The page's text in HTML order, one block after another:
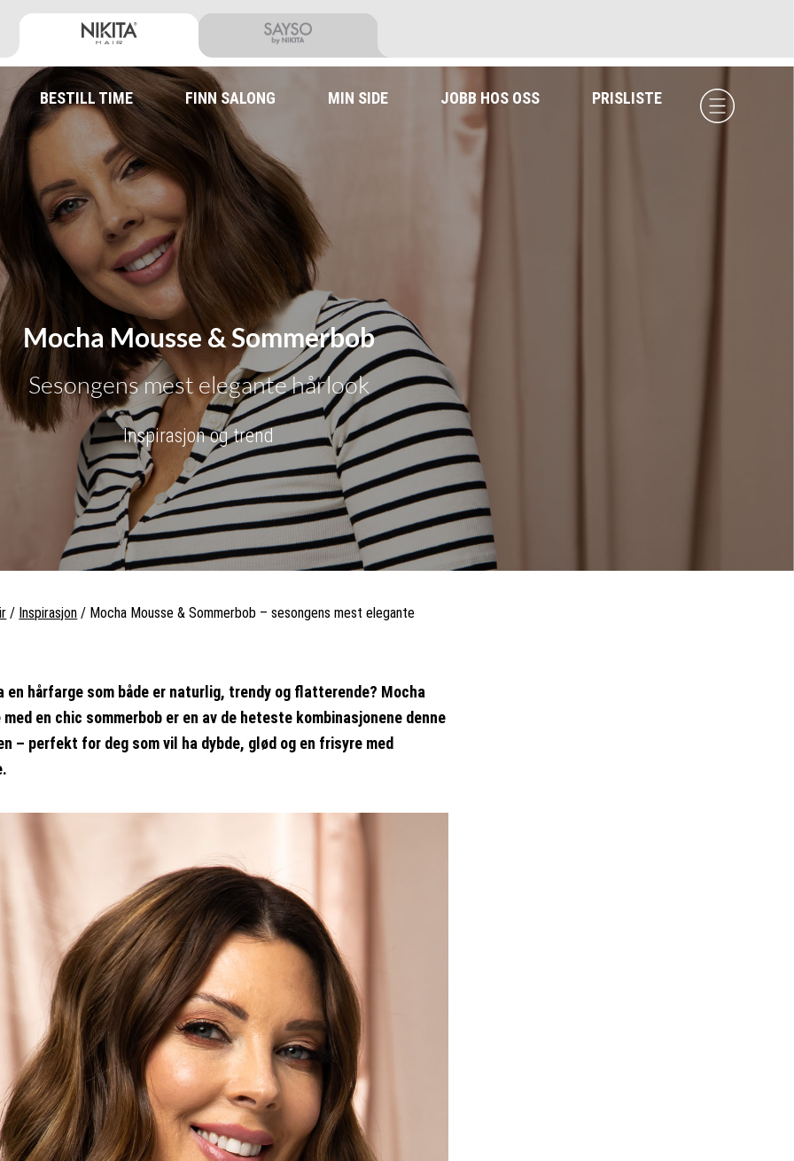
BESTILL TIME FINN SALONG MIN SIDE JOBB HOS OSS PRISLISTE
Mocha Mousse & Sommerbob
Sesongens mest elegante hårlook
Inspirasjon og trend
/ Inspirasjon / Mocha Mousse & Sommerbob – sesongens mest elegante
en hårfarge som både er naturlig, trendy og flatterende? Mocha
en chic sommerbob er en av de heteste kombinasjonene denne
– perfekt for deg som vil ha dybde, glød og en frisyre med